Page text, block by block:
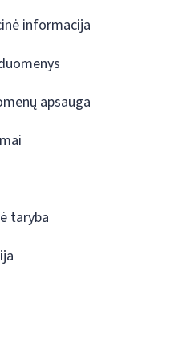
informacija
apsauga
taryba